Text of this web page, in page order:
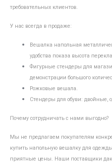
требовательных клиентов.
У нас всегда в продаже:
Вешалка напольная
удобства показа высота
Фигурные стендеры для
демонстрации большого
Рожковые вешала.
Стендеры для обуви: двойные,
Почему сотрудничать с нами выгодно?
Мы не предлагаем покупателям
купить напольную вешалку для
приятные цены. Наши поставщики